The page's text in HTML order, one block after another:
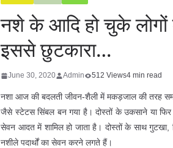
नशे के आदि हो चुके लोगों
इससे छुटकारा…
June 30, 2020 Admin 512 Views4 min read
नशा आज की बदलती जीवन-शैली में मकड़जाल की तरह
जैसे स्टेटस सिंबल बन गया है। दोस्तों के उकसाने या फिर
सेवन आदत में शामिल हो जाता है। दोस्तों के साथ
नशीले पदार्थों का सेवन करने लगते हैं।